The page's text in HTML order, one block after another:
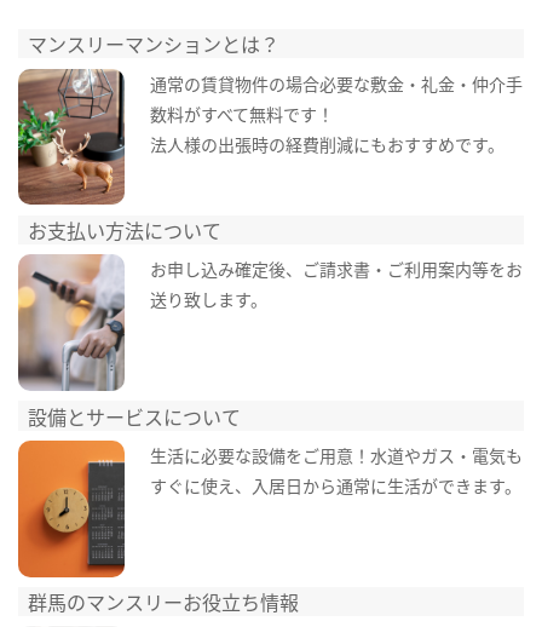
マンスリーマンションとは？
通常の賃貸物件の場合必要な敷金・礼金・仲介手
数料がすべて無料です！
法人様の出張時の経費削減にもおすすめです。
お支払い方法について
お申し込み確定後、ご請求書・ご利用案内等をお
送り致します。
設備とサービスについて
生活に必要な設備をご用意！水道やガス・電気も
すぐに使え、入居日から通常に生活ができます。
群馬のマンスリーお役立ち情報